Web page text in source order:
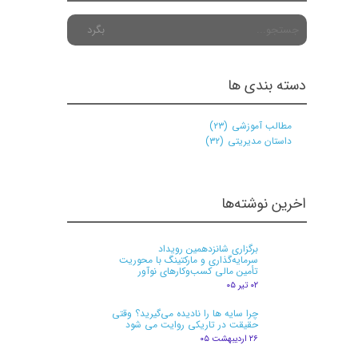
★
دسته بندی ها
مطالب آموزشی (۲۳)
داستان مدیریتی (۳۲)
بگرد
اخرین نوشته‌ها
برگزاری شانزدهمین رویداد
سرمایه‌گذاری و مارکتینگ با محوریت
تأمین مالی کسب‌وکارهای نوآور
۰۲ تیر ۰۵
چرا سایه ها را نادیده می‌گیرید؟ وقتی
حقیقت در تاریکی روایت می شود
۲۶ اردیبهشت ۰۵